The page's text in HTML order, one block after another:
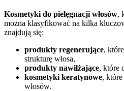
Kosmetyki do pielęgnacji włosów,
można klasyfikować na kilka
znajdują się:
produkty regenerujące,
strukturę włosa,
produkty nawilżające, które
kosmetyki keratynowe,
włosów.